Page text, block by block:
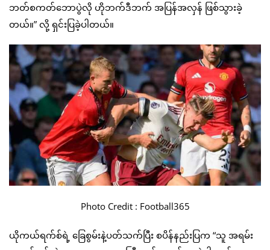
ဘတ်စကတ်ဘောပွဲလို ဟိုဘက်ဒီဘက် အပြန်အလှန် ဖြစ်သွားခဲ့
တယ်။” လို့ ရှင်းပြခဲ့ပါတယ်။
Photo Credit : Football365
ယိုကယ်ရက်စ်ရဲ့ ခြေစွမ်းနဲ့ပတ်သက်ပြီး စပိန်နည်းပြက “သူ အရမ်း